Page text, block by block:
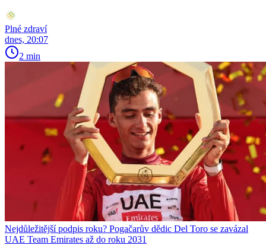
Plné zdraví
dnes, 20:07
2 min
Nejdůležitější podpis roku? Pogačarův dědic Del Toro se zavázal
UAE Team Emirates až do roku 2031